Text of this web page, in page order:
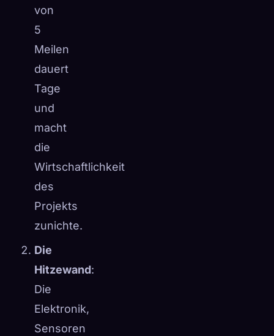
von
5
Meilen
dauert
Tage
und
macht
die
Wirtschaftlichkeit
des
Projekts
zunichte.
Die
Hitzewand:
Die
Elektronik,
Sensoren